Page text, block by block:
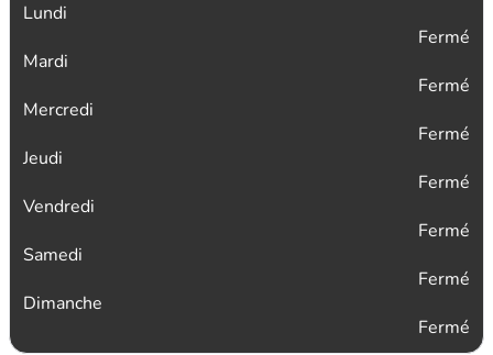
Lundi
Fermé
Mardi
Fermé
Mercredi
Fermé
Jeudi
Fermé
Vendredi
Fermé
Samedi
Fermé
Dimanche
Fermé